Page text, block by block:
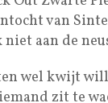
van
aan de
wel kwijt
zit te